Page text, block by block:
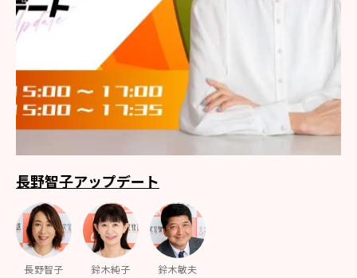
長野智子アップデート
長野智子 鈴木純子 鈴木敏夫